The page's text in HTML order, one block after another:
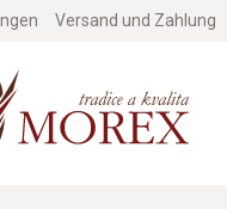
Versand und Zahlung